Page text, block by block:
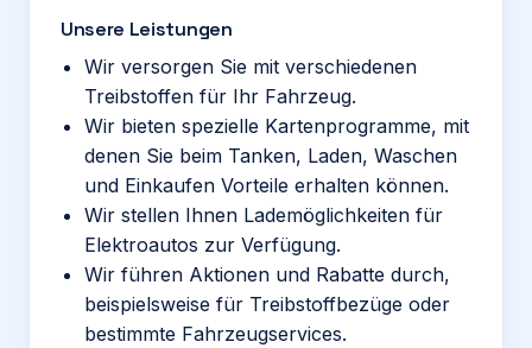
Unsere Leistungen
Wir versorgen Sie mit verschiedenen
Treibstoffen für Ihr Fahrzeug.
Wir bieten spezielle Kartenprogramme, mit
denen Sie beim Tanken, Laden, Waschen
und Einkaufen Vorteile erhalten können.
Wir stellen Ihnen Lademöglichkeiten für
Elektroautos zur Verfügung.
Wir führen Aktionen und Rabatte durch,
beispielsweise für Treibstoffbezüge oder
bestimmte Fahrzeugservices.